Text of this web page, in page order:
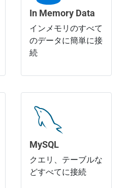
In Memory Data
インメモリのすべて
のデータに簡単に接
続
MySQL
クエリ、テーブルな
どすべてに接続